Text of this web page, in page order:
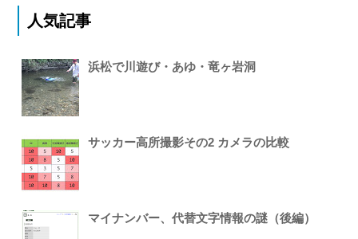
人気記事
浜松で川遊び・あゆ・竜ヶ岩洞
サッカー高所撮影その2 カメラの比較
マイナンバー、代替文字情報の謎（後編）